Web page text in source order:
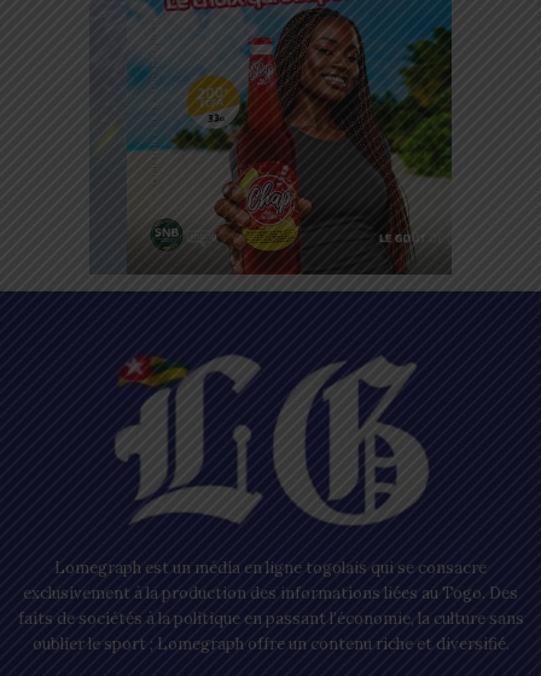
Lomegraph est un média en ligne togolais qui se consacre
exclusivement à la production des informations liées au Togo. Des
faits de sociétés à la politique en passant l’économie, la culture sans
oublier le sport ; Lomegraph offre un contenu riche et diversifié.